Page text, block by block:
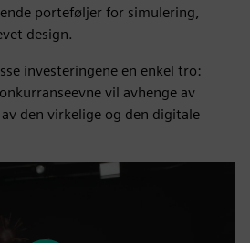
porteføljer for simulering,
design.
investeringene en enkel tro:
vil avhenge av
den virkelige og den digitale